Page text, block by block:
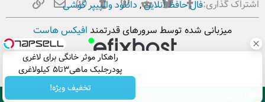
راهکار موثر خانگی برای لاغری
پودرجلبک ماهی۳تا۵ کیلولاغری
تخفیف ویژه!
اشتراک گذاری:فال حافظ آنلاین, دانلود والپیپر گوشی
میزبانی شده توسط سرورهای قدرتمند افیکس هاست